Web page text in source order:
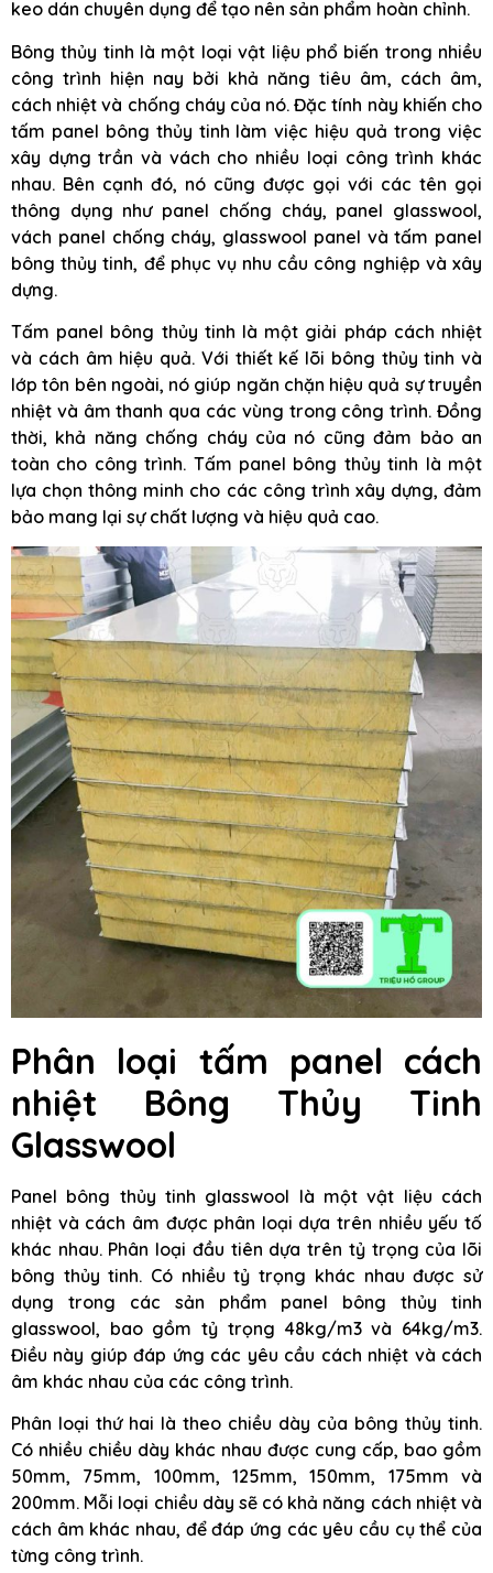
keo dán chuyên dụng để tạo nên sản phẩm hoàn chỉnh.
Bông thủy tinh là một loại vật liệu phổ biến trong nhiều
công trình hiện nay bởi khả năng tiêu âm, cách âm,
cách nhiệt và chống cháy của nó. Đặc tính này khiến cho
tấm panel bông thủy tinh làm việc hiệu quả trong việc
xây dựng trần và vách cho nhiều loại công trình khác
nhau. Bên cạnh đó, nó cũng được gọi với các tên gọi
thông dụng như panel chống cháy, panel glasswool,
vách panel chống cháy, glasswool panel và tấm panel
bông thủy tinh, để phục vụ nhu cầu công nghiệp và xây
dựng.
Tấm panel bông thủy tinh là một giải pháp cách nhiệt
và cách âm hiệu quả. Với thiết kế lõi bông thủy tinh và
lớp tôn bên ngoài, nó giúp ngăn chặn hiệu quả sự truyền
nhiệt và âm thanh qua các vùng trong công trình. Đồng
thời, khả năng chống cháy của nó cũng đảm bảo an
toàn cho công trình. Tấm panel bông thủy tinh là một
lựa chọn thông minh cho các công trình xây dựng, đảm
bảo mang lại sự chất lượng và hiệu quả cao.
Phân loại tấm panel cách
nhiệt Bông Thủy Tinh
Glasswool
Panel bông thủy tinh glasswool là một vật liệu cách
nhiệt và cách âm được phân loại dựa trên nhiều yếu tố
khác nhau. Phân loại đầu tiên dựa trên tỷ trọng của lõi
bông thủy tinh. Có nhiều tỷ trọng khác nhau được sử
dụng trong các sản phẩm panel bông thủy tinh
glasswool, bao gồm tỷ trọng 48kg/m3 và 64kg/m3.
Điều này giúp đáp ứng các yêu cầu cách nhiệt và cách
âm khác nhau của các công trình.
Phân loại thứ hai là theo chiều dày của bông thủy tinh.
Có nhiều chiều dày khác nhau được cung cấp, bao gồm
50mm, 75mm, 100mm, 125mm, 150mm, 175mm và
200mm. Mỗi loại chiều dày sẽ có khả năng cách nhiệt và
cách âm khác nhau, để đáp ứng các yêu cầu cụ thể của
từng công trình.